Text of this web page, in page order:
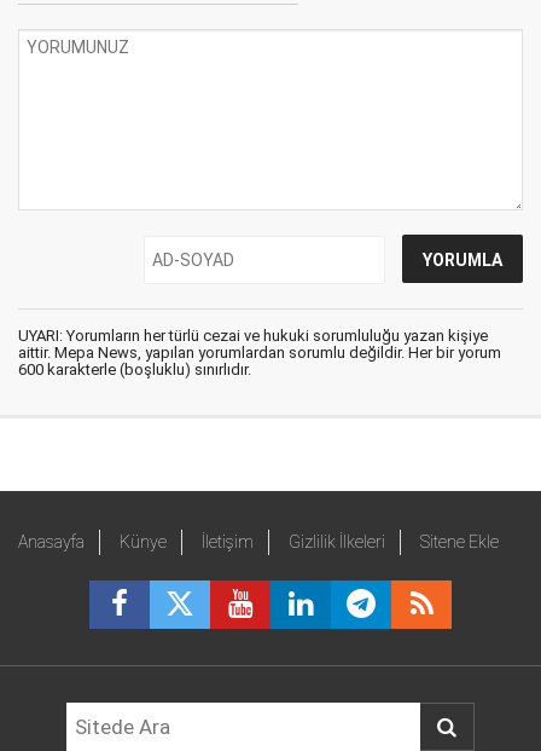
UYARI: Yorumların her türlü cezai ve hukuki sorumluluğu yazan kişiye
aittir. Mepa News, yapılan yorumlardan sorumlu değildir. Her bir yorum
600 karakterle (boşluklu) sınırlıdır.
Anasayfa Künye İletişim Gizlilik İlkeleri Sitene Ekle